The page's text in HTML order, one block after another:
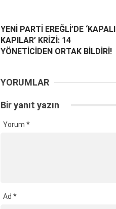
YENİ PARTİ EREĞLİ’DE ‘KAPALI
KAPILAR’ KRİZİ: 14
YÖNETİCİDEN ORTAK BİLDİRİ!
YORUMLAR
Bir yanıt yazın
Yorum *
Ad *